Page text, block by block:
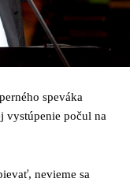
speváka
vystúpenie počul na
nevieme sa